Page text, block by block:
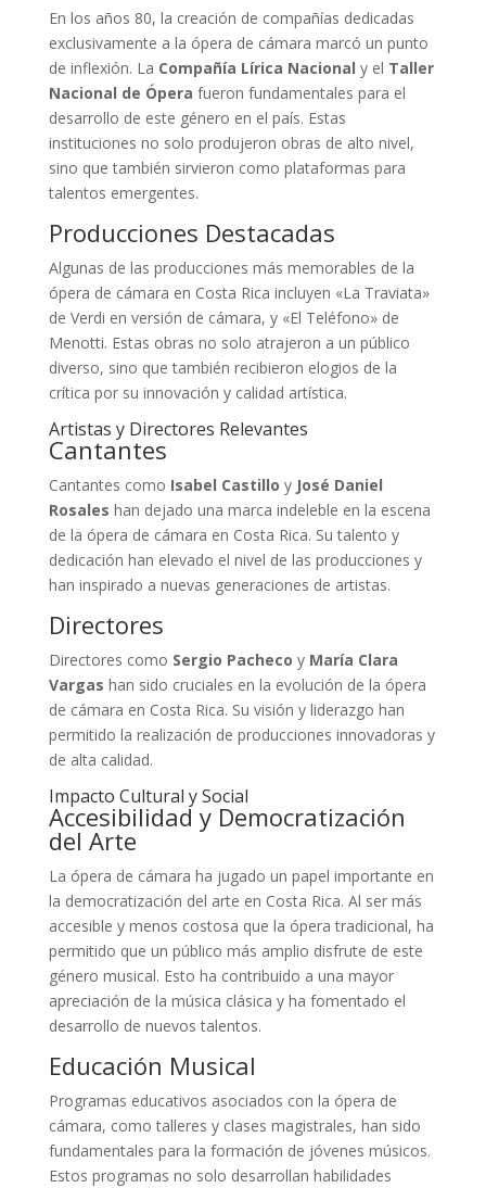
En los años 80, la creación de compañías dedicadas
exclusivamente a la ópera de cámara marcó un punto
de inflexión. La Compañía Lírica Nacional y el Taller
Nacional de Ópera fueron fundamentales para el
desarrollo de este género en el país. Estas
instituciones no solo produjeron obras de alto nivel,
sino que también sirvieron como plataformas para
talentos emergentes.
Producciones Destacadas
Algunas de las producciones más memorables de la
ópera de cámara en Costa Rica incluyen «La Traviata»
de Verdi en versión de cámara, y «El Teléfono» de
Menotti. Estas obras no solo atrajeron a un público
diverso, sino que también recibieron elogios de la
crítica por su innovación y calidad artística.
Artistas y Directores Relevantes
Cantantes
Cantantes como Isabel Castillo y José Daniel
Rosales han dejado una marca indeleble en la escena
de la ópera de cámara en Costa Rica. Su talento y
dedicación han elevado el nivel de las producciones y
han inspirado a nuevas generaciones de artistas.
Directores
Directores como Sergio Pacheco y María Clara
Vargas han sido cruciales en la evolución de la ópera
de cámara en Costa Rica. Su visión y liderazgo han
permitido la realización de producciones innovadoras y
de alta calidad.
Impacto Cultural y Social
Accesibilidad y Democratización
del Arte
La ópera de cámara ha jugado un papel importante en
la democratización del arte en Costa Rica. Al ser más
accesible y menos costosa que la ópera tradicional, ha
permitido que un público más amplio disfrute de este
género musical. Esto ha contribuido a una mayor
apreciación de la música clásica y ha fomentado el
desarrollo de nuevos talentos.
Educación Musical
Programas educativos asociados con la ópera de
cámara, como talleres y clases magistrales, han sido
fundamentales para la formación de jóvenes músicos.
Estos programas no solo desarrollan habilidades